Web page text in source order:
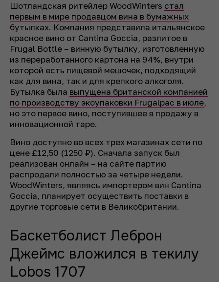
Шотландская ритейлер WoodWinters стал
первым в мире продавцом вина в бумажных
бутылках. Компания представила итальянское
красное вино от Cantina Goccia, разлитое в
Frugal Bottle – винную бутылку, изготовленную
из переработанного картона на 94%, внутри
которой есть пищевой мешочек, подходящий
как для вина, так и для крепкого алкоголя.
Бутылка была выпущена британской компанией
по производству экоупаковки Frugalpac в июле,
но это первое вино, поступившее в продажу в
инновационной таре.
Вино доступно во всех трех магазинах сети по
цене £12,50 (1250 ₽). Сначала запуск был
реализован онлайн – на сайте партию
распродали полностью за четыре недели.
WoodWinters, являясь импортером вин Cantina
Goccia, планирует осуществить поставки в
другие торговые сети в Великобритании.
Баскетболист Леброн
Джеймс вложился в текилу
Lobos 1707